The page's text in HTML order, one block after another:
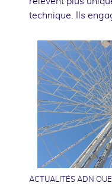
technique. Ils
ACTUALITÉS ADN